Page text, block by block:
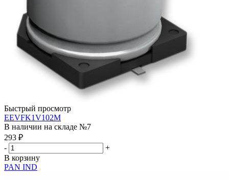
Быстрый просмотр
EEVFK1V102M
В наличии на складе №7
293 ₽
-
+
В корзину
PAN IND